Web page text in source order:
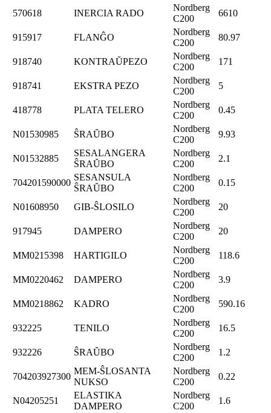
570618 INERCIA RADO
Nordberg
C200
6610
915917 FLANĜO
Nordberg
C200
80.97
918740 KONTRAŬPEZO
Nordberg
C200
171
918741 EKSTRA PEZO
Nordberg
C200
5
418778 PLATA TELERO
Nordberg
C200
0.45
N01530985 ŜRAŬBO
Nordberg
C200
9.93
N01532885
SESALANGERA
ŜRAŬBO
Nordberg
C200
2.1
704201590000
SESANSULA
ŜRAŬBO
Nordberg
C200
0.15
N01608950 GIB-ŜLOSILO
Nordberg
C200
20
917945 DAMPERO
Nordberg
C200
20
MM0215398 HARTIGILO
Nordberg
C200
118.6
MM0220462 DAMPERO
Nordberg
C200
3.9
MM0218862 KADRO
Nordberg
C200
590.16
932225 TENILO
Nordberg
C200
16.5
932226 ŜRAŬBO
Nordberg
C200
1.2
704203927300
MEM-ŜLOSANTA
NUKSO
Nordberg
C200
0.22
N04205251
ELASTIKA
DAMPERO
Nordberg
C200
1.6